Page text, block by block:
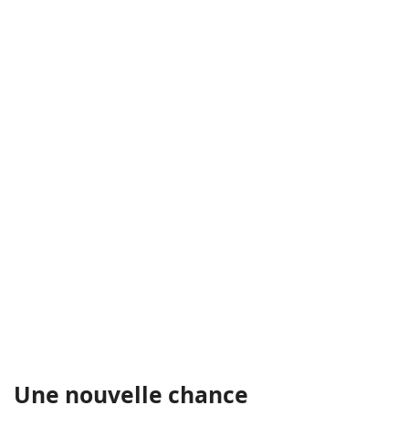
Une nouvelle chance